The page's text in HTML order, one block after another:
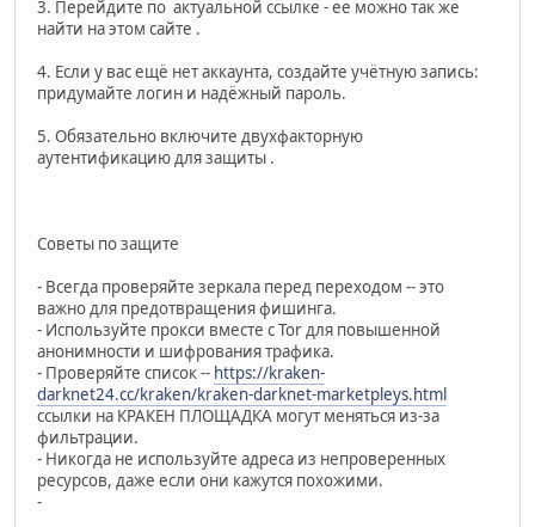
3. Перейдите по актуальной ссылке - ее можно так же
найти на этом сайте .
4. Если у вас ещё нет аккаунта, создайте учётную запись:
придумайте логин и надёжный пароль.
5. Обязательно включите двухфакторную
аутентификацию для защиты .
Советы по защите
- Всегда проверяйте зеркала перед переходом -- это
важно для предотвращения фишинга.
- Используйте прокси вместе с Tor для повышенной
анонимности и шифрования трафика.
- Проверяйте список -- https://kraken-
darknet24.cc/kraken/kraken-darknet-marketpleys.html
ссылки на КРАКЕН ПЛОЩАДКА могут меняться из-за
фильтрации.
- Никогда не используйте адреса из непроверенных
ресурсов, даже если они кажутся похожими.
-